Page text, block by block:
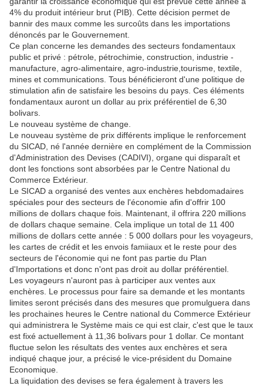
4% du produit intérieur brut (PIB). Cette décision permet de
bannir des maux comme les surcoûts dans les importations
dénoncés par le Gouvernement.
Ce plan concerne les demandes des secteurs fondamentaux
public et privé : pétrole, pétrochimie, construction, industrie -
manufacture, agro-alimentaire, agro-industrie,tourisme, textile,
mines et communications. Tous bénéficieront d'une politique de
stimulation afin de satisfaire les besoins du pays. Ces éléments
fondamentaux auront un dollar au prix préférentiel de 6,30
bolivars.
Le nouveau système de change.
Le nouveau système de prix différents implique le renforcement
du SICAD, né l'année dernière en complément de la Commission
d'Administration des Devises (CADIVI), organe qui disparaît et
dont les fonctions sont absorbées par le Centre National du
Commerce Extérieur.
Le SICAD a organisé des ventes aux enchères hebdomadaires
spéciales pour des secteurs de l'économie afin d'offrir 100
millions de dollars chaque fois. Maintenant, il offrira 220 millions
de dollars chaque semaine. Cela implique un total de 11 400
millions de dollars cette année : 5 000 dollars pour les voyageurs,
les cartes de crédit et les envois famiiaux et le reste pour des
secteurs de l'économie qui ne font pas partie du Plan
d'Importations et donc n'ont pas droit au dollar préférentiel.
Les voyageurs n'auront pas à participer aux ventes aux
enchères. Le processus pour faire sa demande et les montants
limites seront précisés dans des mesures que promulguera dans
les prochaines heures le Centre national du Commerce Extérieur
qui administrera le Système mais ce qui est clair, c'est que le taux
est fixé actuellement à 11,36 bolivars pour 1 dollar. Ce montant
fluctue selon les résultats des ventes aux enchères et sera
indiqué chaque jour, a précisé le vice-président du Domaine
Economique.
La liquidation des devises se fera également à travers les